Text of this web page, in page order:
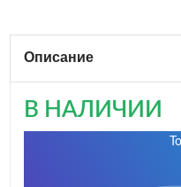
Описание
В НАЛИЧИИ